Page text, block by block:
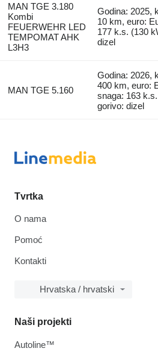
MAN TGE 3.180
Kombi
FEUERWEHR LED
TEMPOMAT AHK
L3H3
Godina: 2025,
10 km, euro:
177 k.s. (130
dizel
MAN TGE 5.160
Godina: 2026,
400 km, euro:
snaga: 163
gorivo: dizel
Tvrtka
O nama
Pomoć
Kontakti
Hrvatska / hrvatski
Naši projekti
Autoline™